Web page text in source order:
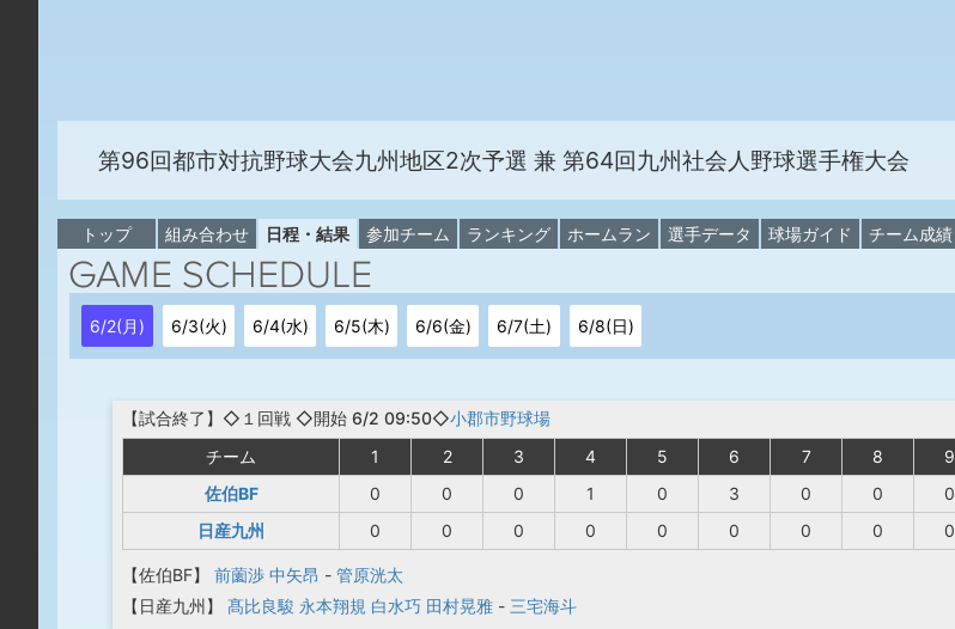
第96回都市対抗野球大会九州地区2次予選 兼 第64回九州社会人野球選手権大会
トップ 組み合わせ 日程・結果 参加チーム ランキング ホームラン 選手データ 球場ガイド チーム成績
6/2(月) 6/3(火) 6/4(水) 6/5(木) 6/6(金) 6/7(土) 6/8(日)
【試合終了 】◇１回戦 ◇開始 6/2 09:50◇小郡市野球場
チーム
1 2 3 4 5 6 7 8 9
佐伯BF
0 0 0 1 0 3 0 0 0
日産九州
0 0 0 0 0 0 0 0 0
【佐伯BF】 前薗渉 中矢昂 - 管原洸太
【日産九州】
髙比良駿 永本翔規 白水巧 田村晃雅 - 三宅海斗